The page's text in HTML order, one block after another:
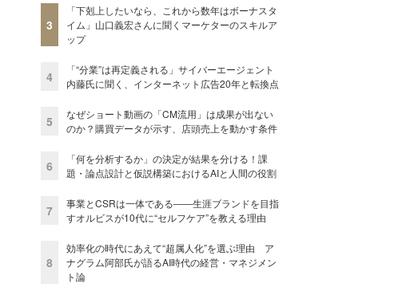
3
「下剋上したいなら、これから数年はボーナスタ
イム」山口義宏さんに聞くマーケターのスキルア
ップ
4
「“分業”は再定義される」サイバーエージェント
内藤氏に聞く、インターネット広告20年と転換点
5
なぜショート動画の「CM流用」は成果が出ない
のか？購買データが示す、店頭売上を動かす条件
6
「何を分析するか」の決定が結果を分ける！課
題・論点設計と仮説構築におけるAIと人間の役割
7
事業とCSRは一体である――生涯ブランドを目指
すオルビスが10代に“セルフケア”を教える理由
8
効率化の時代にあえて“超属人化”を選ぶ理由 ア
ナグラム阿部氏が語るAI時代の経営・マネジメン
ト論